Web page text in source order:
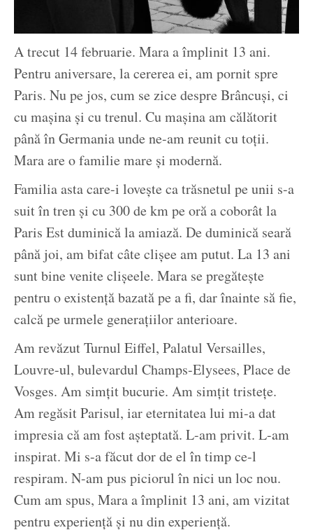
A trecut 14 februarie. Mara a împlinit 13 ani.
Pentru aniversare, la cererea ei, am pornit spre
Paris. Nu pe jos, cum se zice despre Brâncuși, ci
cu mașina și cu trenul. Cu mașina am călătorit
până în Germania unde ne-am reunit cu toții.
Mara are o familie mare și modernă.
Familia asta care-i lovește ca trăsnetul pe unii s-a
suit în tren și cu 300 de km pe oră a coborât la
Paris Est duminică la amiază. De duminică seară
până joi, am bifat câte clișee am putut. La 13 ani
sunt bine venite clișeele. Mara se pregătește
pentru o existență bazată pe a fi, dar înainte să fie,
calcă pe urmele generațiilor anterioare.
Am revăzut Turnul Eiffel, Palatul Versailles,
Louvre-ul, bulevardul Champs-Elysees, Place de
Vosges. Am simțit bucurie. Am simțit tristețe.
Am regăsit Parisul, iar eternitatea lui mi-a dat
impresia că am fost așteptată. L-am privit. L-am
inspirat. Mi s-a făcut dor de el în timp ce-l
respiram. N-am pus piciorul în nici un loc nou.
Cum am spus, Mara a împlinit 13 ani, am vizitat
pentru experiență și nu din experiență.